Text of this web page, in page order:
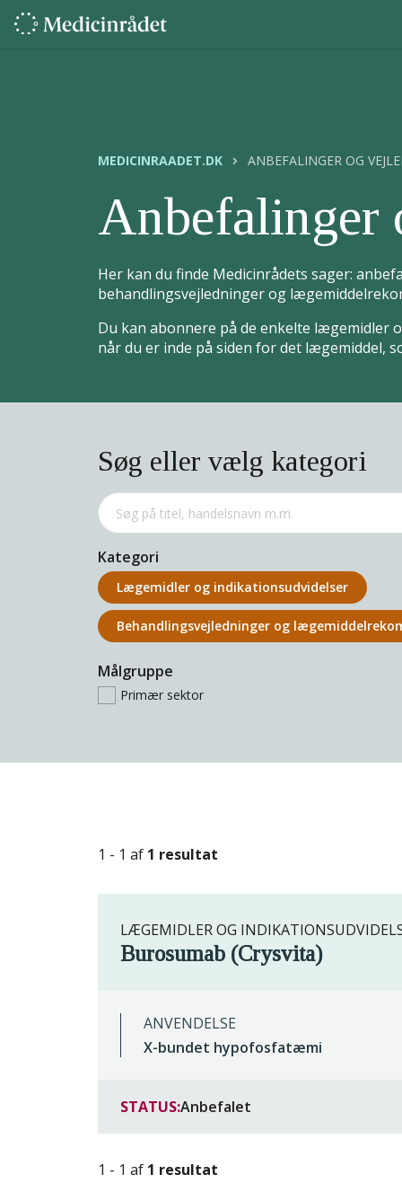
MEDICINRAADET.DK ANBEFALINGER OG
Anbefalinger
Her kan du finde Medicinrådets sager:
behandlingsvejledninger og
Du kan abonnere på de enkelte lægemidler
når du er inde på siden for det lægemiddel,
Søg eller vælg kategori
Kategori
Lægemidler og indikations­udvidelser
Behandlings­vejledninger og
Målgruppe
Primær sektor
1 - 1 af 1 resultat
LÆGEMIDLER OG
Burosumab (Crysvita)
ANVENDELSE
X-bundet hypofosfatæmi
STATUS:Anbefalet
1 - 1 af 1 resultat